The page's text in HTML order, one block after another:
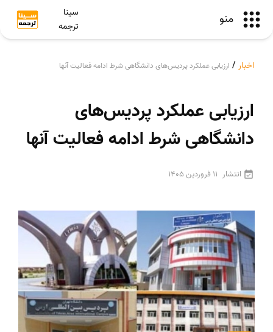
منو
سینا
ترجمه
اخبار / ارزیابی عملکرد پردیس‌های دانشگاهی شرط ادامه فعالیت آنها
ارزیابی عملکرد پردیس‌های
دانشگاهی شرط ادامه فعالیت آنها
انتشار 11 فروردین 1405